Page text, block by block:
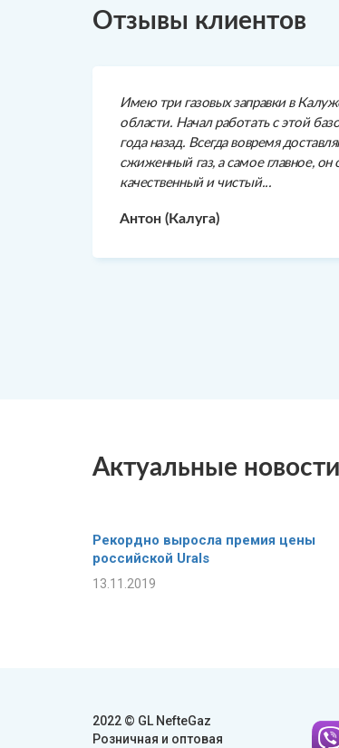
Отзывы клиентов
Имею три газовых заправки в
области. Начал работать с этой
года назад. Всегда вовремя
сжиженный газ, а самое главное, он
качественный и чистый...
Антон (Калуга)
Актуальные новости
Рекордно выросла премия цены
российской Urals
13.11.2019
2022 © GL NefteGaz
Розничная и оптовая